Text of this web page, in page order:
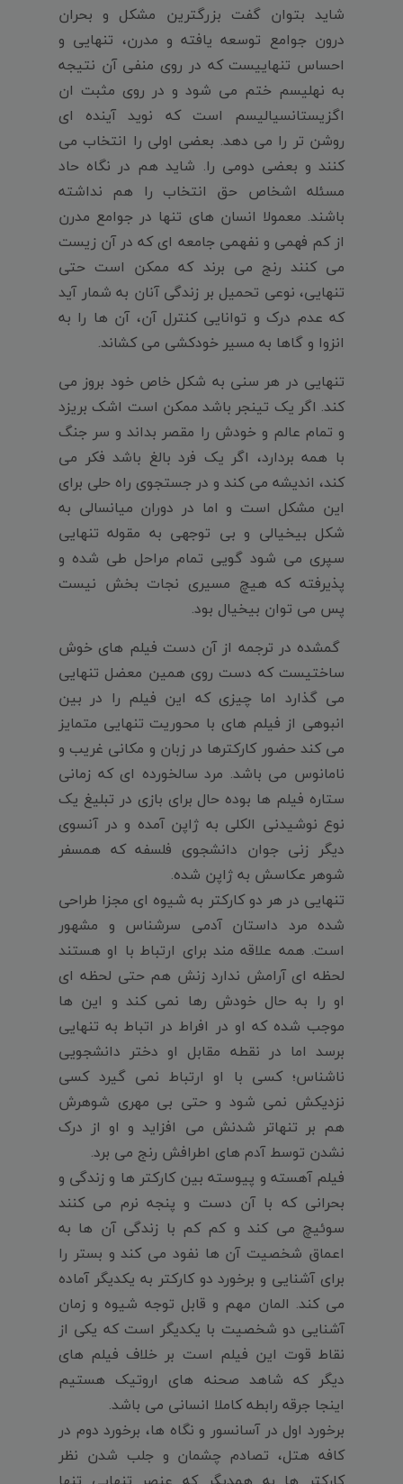
شاید بتوان گفت بزرگترین مشکل و بحران
درون جوامع توسعه یافته و مدرن، تنهایی و
احساس تنهاییست که در روی منفی آن نتیجه
به نهلیسم ختم می شود و در روی مثبت ان
اگزیستانسیالیسم است که نوید آینده ای
روشن تر را می دهد. بعضی اولی را انتخاب می
کنند و بعضی دومی را. شاید هم در نگاه حاد
مسئله اشخاص حق انتخاب را هم نداشته
باشند. معمولا انسان های تنها در جوامع مدرن
از کم فهمی و نفهمی جامعه ای که در آن زیست
می کنند رنج می برند که ممکن است حتی
تنهایی، نوعی تحمیل بر زندگی آنان به شمار آید
که عدم درک و توانایی کنترل آن، آن ها را به
انزوا و گاها به مسیر خودکشی می کشاند.
تنهایی در هر سنی به شکل خاص خود بروز می
کند. اگر یک تینجر باشد ممکن است اشک بریزد
و تمام عالم و خودش را مقصر بداند و سر جنگ
با همه بردارد، اگر یک فرد بالغ باشد فکر می
کند، اندیشه می کند و در جستجوی راه حلی برای
این مشکل است و اما در دوران میانسالی به
شکل بیخیالی و بی توجهی به مقوله تنهایی
سپری می شود گویی تمام مراحل طی شده و
پذیرفته که هیچ مسیری نجات بخش نیست
پس می توان بیخیال بود.
گمشده در ترجمه از آن دست فیلم های خوش
ساختیست که دست روی همین معضل تنهایی
می گذارد اما چیزی که این فیلم را در بین
انبوهی از فیلم های با محوریت تنهایی متمایز
می کند حضور کارکترها در زبان و مکانی غریب و
نامانوس می باشد. مرد سالخورده ای که زمانی
ستاره فیلم ها بوده حال برای بازی در تبلیغ یک
نوع نوشیدنی الکلی به ژاپن آمده و در آنسوی
دیگر زنی جوان دانشجوی فلسفه که همسفر
شوهر عکاسش به ژاپن شده.
تنهایی در هر دو کارکتر به شیوه ای مجزا طراحی
شده مرد داستان آدمی سرشناس و مشهور
است. همه علاقه مند برای ارتباط با او هستند
لحظه ای آرامش ندارد زنش هم حتی لحظه ای
او را به حال خودش رها نمی کند و این ها
موجب شده که او در افراط در اتباط به تنهایی
برسد اما در نقطه مقابل او دختر دانشجویی
ناشناس؛ کسی با او ارتباط نمی گیرد کسی
نزدیکش نمی شود و حتی بی مهری شوهرش
هم بر تنهاتر شدنش می افزاید و او از درک
نشدن توسط آدم های اطرافش رنج می برد.
فیلم آهسته و پیوسته بین کارکتر ها و زندگی و
بحرانی که با آن دست و پنجه نرم می کنند
سوئیچ می کند و کم کم با زندگی آن ها به
اعماق شخصیت آن ها نفود می کند و بستر را
برای آشنایی و برخورد دو کارکتر به یکدیگر آماده
می کند. المان مهم و قابل توجه شیوه و زمان
آشنایی دو شخصیت با یکدیگر است که یکی از
نقاط قوت این فیلم است بر خلاف فیلم های
دیگر که شاهد صحنه های اروتیک هستیم
اینجا جرقه رابطه کاملا انسانی می باشد.
برخورد اول در آسانسور و نگاه ها، برخورد دوم در
کافه هتل، تصادم چشمان و جلب شدن نظر